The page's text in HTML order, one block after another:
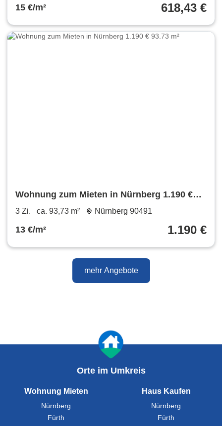
15 €/m² 618,43 €
Wohnung zum Mieten in Nürnberg 1.190 €
93.73 m²
3 Zi. ca. 93,73 m² Nürnberg 90491
13 €/m² 1.190 €
mehr Angebote
Orte im Umkreis
Wohnung Mieten
Nürnberg
Fürth
Haus Kaufen
Nürnberg
Fürth